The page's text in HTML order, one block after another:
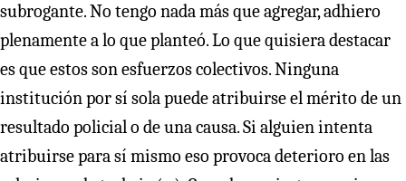
subrogante. No tengo nada más que agregar, adhiero
plenamente a lo que planteó. Lo que quisiera destacar
es que estos son esfuerzos colectivos. Ninguna
institución por sí sola puede atribuirse el mérito de un
resultado policial o de una causa. Si alguien intenta
atribuirse para sí mismo eso provoca deterioro en las